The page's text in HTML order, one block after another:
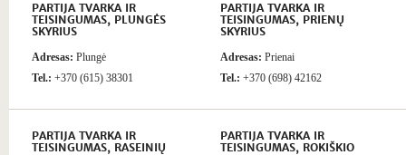
PARTIJA TVARKA IR
TEISINGUMAS, PLUNGĖS
SKYRIUS
Adresas: Plungė
Tel.: +370 (615) 38301
PARTIJA TVARKA IR
TEISINGUMAS, PRIENŲ
SKYRIUS
Adresas: Prienai
Tel.: +370 (698) 42162
PARTIJA TVARKA IR
TEISINGUMAS, RASEINIŲ
PARTIJA TVARKA IR
TEISINGUMAS, ROKIŠKIO